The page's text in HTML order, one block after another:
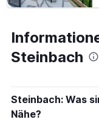
Steinbach
Steinbach: Was
Nähe?